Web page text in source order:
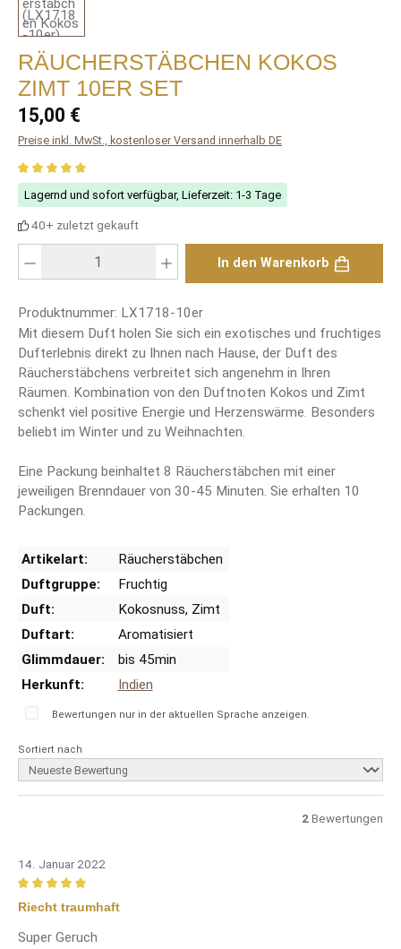
RÄUCHERSTÄBCHEN KOKOS
ZIMT 10ER SET
Regulärer Preis:
15,00 €
Preise inkl. MwSt., kostenloser Versand innerhalb DE
Durchschnittliche Bewertung von 5 von 5 Sternen
Lagernd und sofort verfügbar, Lieferzeit: 1-3 Tage
40+ zuletzt gekauft
In den Warenkorb
Produktnummer: LX1718-10er
Mit diesem Duft holen Sie sich ein exotisches und fruchtiges
Dufterlebnis direkt zu Ihnen nach Hause, der Duft des
Räucherstäbchens verbreitet sich angenehm in Ihren
Räumen. Kombination von den Duftnoten Kokos und Zimt
schenkt viel positive Energie und Herzenswärme. Besonders
beliebt im Winter und zu Weihnachten.
Eine Packung beinhaltet 8 Räucherstäbchen mit einer
jeweiligen Brenndauer von 30-45 Minuten. Sie erhalten 10
Packungen.
Artikelart:
Räucherstäbchen
Duftgruppe:
Fruchtig
Duft:
Kokosnuss, Zimt
Duftart:
Aromatisiert
Glimmdauer:
bis 45min
Herkunft:
Indien
Bewertungen nur in der aktuellen Sprache anzeigen.
Sortiert nach
2 Bewertungen
14. Januar 2022
Bewertung mit 5 von 5 Sternen
Riecht traumhaft
Super Geruch